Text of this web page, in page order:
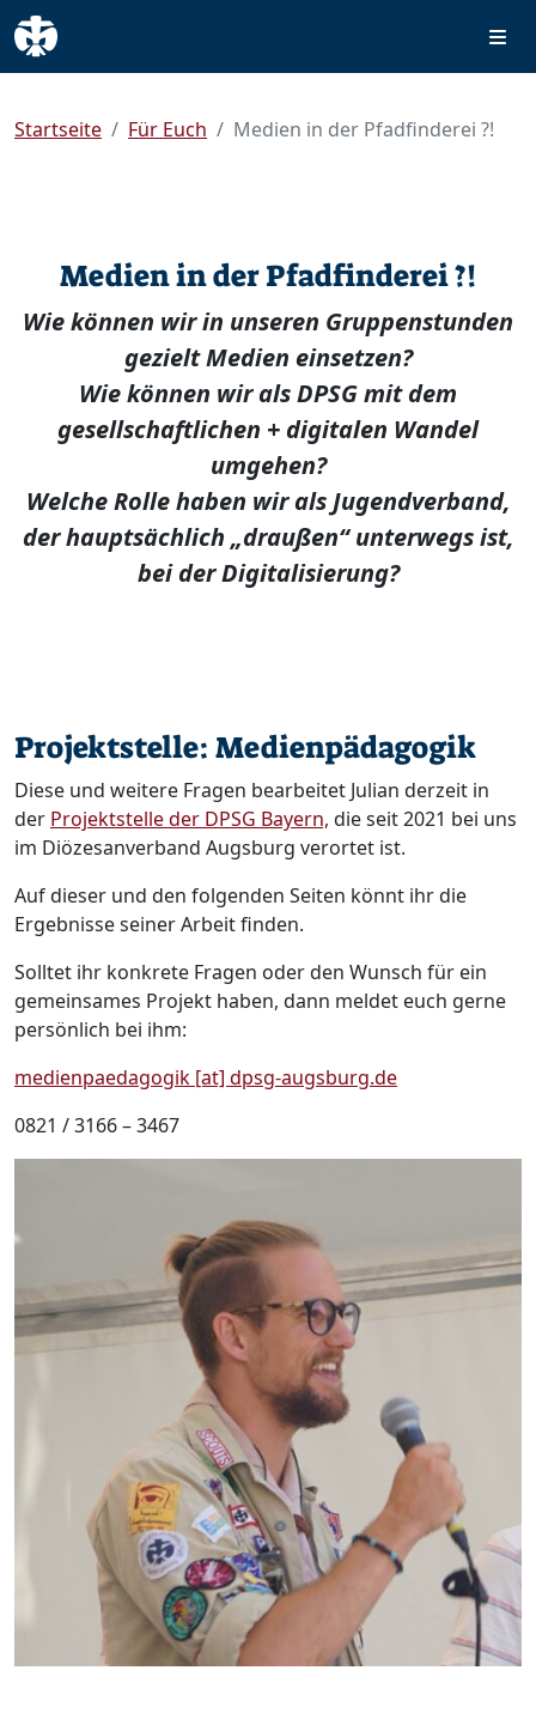
Startseite Für Euch Medien in der Pfadfinderei ?!
Medien in der Pfadfinderei ?!
Wie können wir in unseren Gruppenstunden
gezielt Medien einsetzen?
Wie können wir als DPSG mit dem
gesellschaftlichen + digitalen Wandel
umgehen?
Welche Rolle haben wir als Jugendverband,
der hauptsächlich „draußen“ unterwegs ist,
bei der Digitalisierung?
Projektstelle: Medienpädagogik
Diese und weitere Fragen bearbeitet Julian derzeit in
der Projektstelle der DPSG Bayern, die seit 2021 bei uns
im Diözesanverband Augsburg verortet ist.
Auf dieser und den folgenden Seiten könnt ihr die
Ergebnisse seiner Arbeit finden.
Solltet ihr konkrete Fragen oder den Wunsch für ein
gemeinsames Projekt haben, dann meldet euch gerne
persönlich bei ihm:
medienpaedagogik [at] dpsg-augsburg.de
0821 / 3166 – 3467